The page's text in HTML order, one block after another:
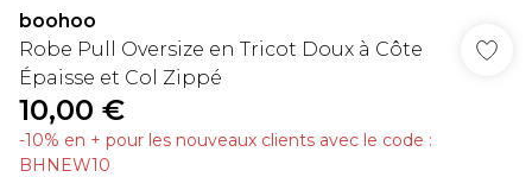
boohoo
Robe Pull Oversize en Tricot Doux à Côte
Épaisse et Col Zippé
10,00 €
-10% en + pour les nouveaux clients avec le code :
BHNEW10